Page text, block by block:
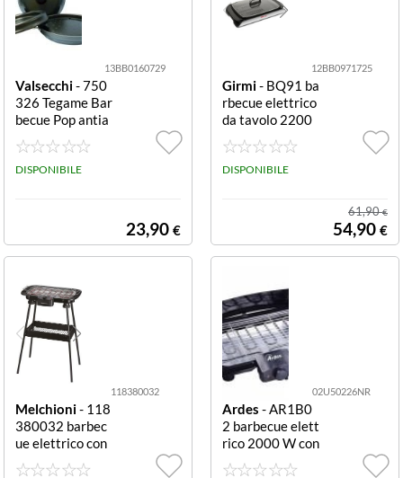
13BB0160729
Valsecchi- 750
326 Tegame Bar
becue Pop antia
derente con cop
erchio Barbecue
Pop
DISPONIBILE
23,90 €
12BB0971725
Girmi- BQ91 ba
rbecue elettrico
da tavolo 2200
W acciaio nero
BARBECUE 20
00W 40X30 CO
DISPONIBILE
61,90€
54,90 €
118380032
Melchioni- 118
380032 barbec
ue elettrico con
piedistallo 2000
02U50226NR
Ardes - AR1B0
2 barbecue elett
rico 2000 W con
termostato AR1